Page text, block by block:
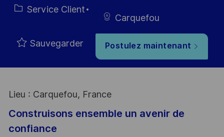
du poste
Type
Catégorie
Service Client
Carquefou
Sauvegarder Postulez maintenant
Lieu : Carquefou, France
Construisons ensemble un avenir de
confiance